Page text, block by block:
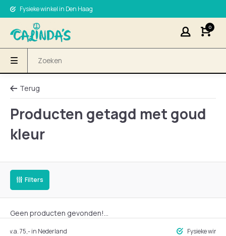
Fysieke winkel in Den Haag
0
Terug
Producten getagd met goud
kleur
Filters
Geen producten gevonden!...
v.a. 75,- in Nederland Fysieke